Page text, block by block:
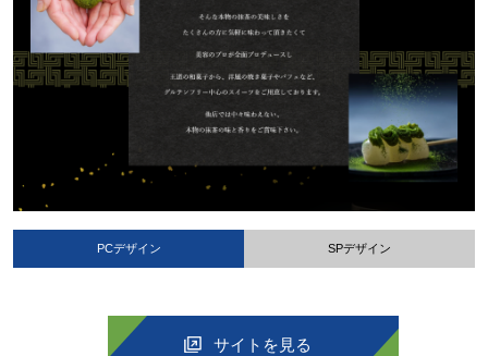
PCデザイン SPデザイン
サイトを見る